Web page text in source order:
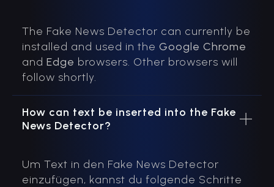
The Fake News Detector can currently be
installed and used in the Google Chrome
and Edge browsers. Other browsers will
follow shortly.
How can text be inserted into the Fake
News Detector?
Um Text in den Fake News Detector
einzufügen, kannst du folgende Schritte